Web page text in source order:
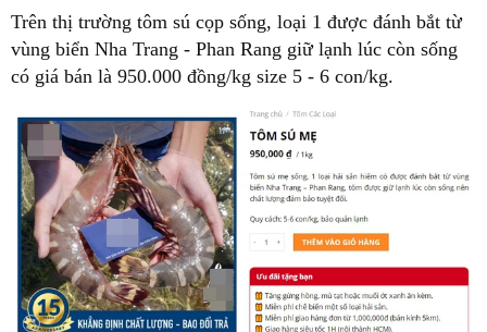
Trên thị trường tôm sú cọp sống, loại 1 được đánh bắt từ
vùng biển Nha Trang - Phan Rang giữ lạnh lúc còn sống
có giá bán là 950.000 đồng/kg size 5 - 6 con/kg.